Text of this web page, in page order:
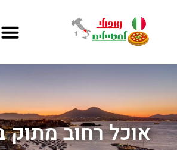
אוכל רחוב מתוק